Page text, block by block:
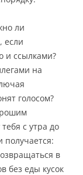
ли
если
и ссылками?
на
голосом?
с утра до
получается:
в
без еды кусок